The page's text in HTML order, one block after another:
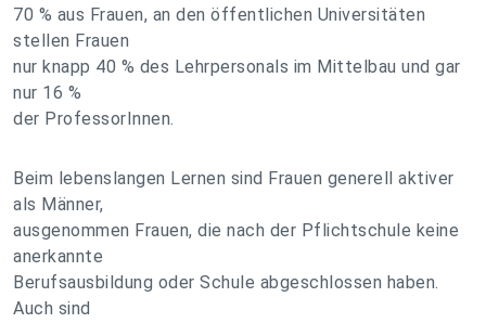
70 % aus Frauen, an den öffentlichen Universitäten
stellen Frauen
nur knapp 40 % des Lehrpersonals im Mittelbau und gar
nur 16 %
der ProfessorInnen.
Beim lebenslangen Lernen sind Frauen generell aktiver
als Männer,
ausgenommen Frauen, die nach der Pflichtschule keine
anerkannte
Berufsausbildung oder Schule abgeschlossen haben.
Auch sind